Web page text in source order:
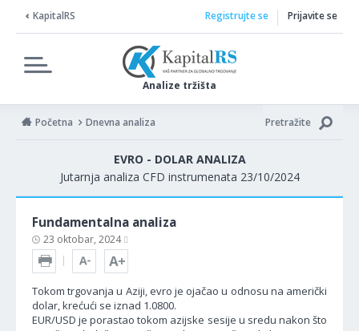
KapitalRS
Analize tržišta
Registrujte se Prijavite se
Početna Dnevna analiza Pretražite
EVRO - DOLAR ANALIZA
Jutarnja analiza CFD instrumenata 23/10/2024
Fundamentalna analiza
23 oktobar, 2024
Tokom trgovanja u Aziji, evro je ojačao u odnosu na američki
dolar, krećući se iznad 1.0800.
EUR/USD je porastao tokom azijske sesije u sredu nakon što